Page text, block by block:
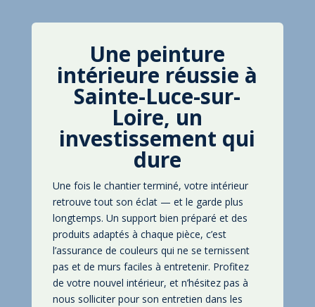
Une peinture
intérieure réussie à
Sainte-Luce-sur-
Loire, un
investissement qui
dure
Une fois le chantier terminé, votre intérieur
retrouve tout son éclat — et le garde plus
longtemps. Un support bien préparé et des
produits adaptés à chaque pièce, c’est
l’assurance de couleurs qui ne se ternissent
pas et de murs faciles à entretenir. Profitez
de votre nouvel intérieur, et n’hésitez pas à
nous solliciter pour son entretien dans les